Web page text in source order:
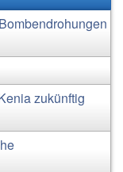
zukünftig